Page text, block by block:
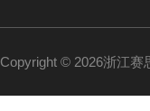
Copyright © 2026浙江